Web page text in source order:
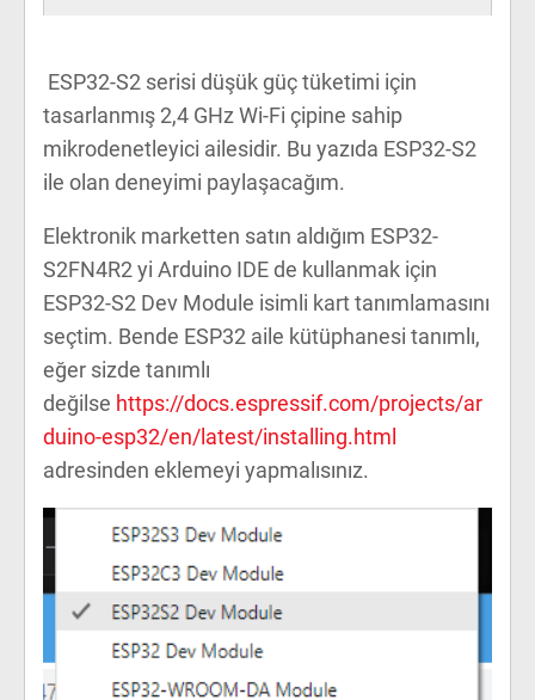
ESP32-S2 serisi düşük güç tüketimi için
tasarlanmış 2,4 GHz Wi-Fi çipine sahip
mikrodenetleyici ailesidir. Bu yazıda ESP32-S2
ile olan deneyimi paylaşacağım.
Elektronik marketten satın aldığım ESP32-
S2FN4R2 yi Arduino IDE de kullanmak için
ESP32-S2 Dev Module isimli kart tanımlamasını
seçtim. Bende ESP32 aile kütüphanesi tanımlı,
eğer sizde tanımlı
değilse https://docs.espressif.com/projects/ar
duino-esp32/en/latest/installing.html
adresinden eklemeyi yapmalısınız.